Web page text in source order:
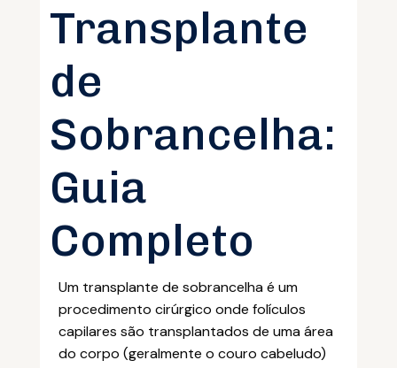
Transplante
de
Sobrancelha:
Guia
Completo
Um transplante de sobrancelha é um
procedimento cirúrgico onde folículos
capilares são transplantados de uma área
do corpo (geralmente o couro cabeludo)